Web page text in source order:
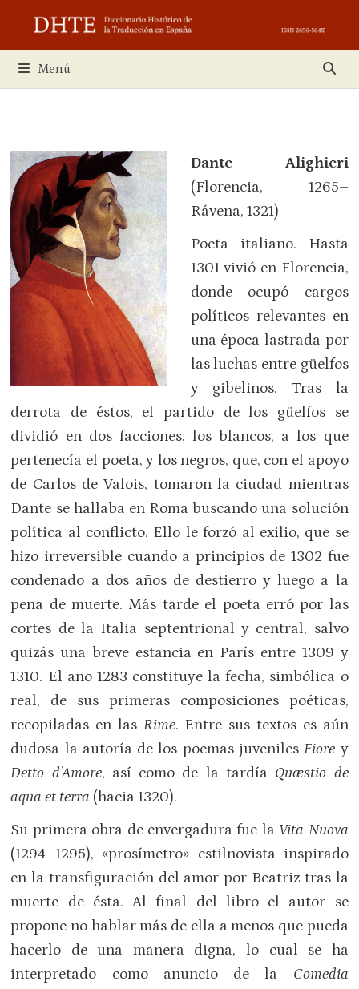
contenido
Menú
Dante Alighieri
(Florencia, 1265–
Rávena, 1321)
Poeta italiano. Hasta
1301 vivió en Florencia,
donde ocupó cargos
políticos relevantes en
una época lastrada por
las luchas entre güelfos
y gibelinos. Tras la
derrota de éstos, el partido de los güelfos se
dividió en dos facciones, los blancos, a los que
pertenecía el poeta, y los negros, que, con el apoyo
de Carlos de Valois, tomaron la ciudad mientras
Dante se hallaba en Roma buscando una solución
política al conflicto. Ello le forzó al exilio, que se
hizo irreversible cuando a principios de 1302 fue
condenado a dos años de destierro y luego a la
pena de muerte. Más tarde el poeta erró por las
cortes de la Italia septentrional y central, salvo
quizás una breve estancia en París entre 1309 y
1310. El año 1283 constituye la fecha, simbólica o
real, de sus primeras composiciones poéticas,
recopiladas en las Rime. Entre sus textos es aún
dudosa la autoría de los poemas juvenilesFiore y
Detto d’Amore, así como de la tardía Quæstio de
aqua et terra (hacia 1320).
Su primera obra de envergadura fue la Vita Nuova
(1294–1295), «prosímetro» estilnovista inspirado
en la transfiguración del amor por Beatriz tras la
muerte de ésta. Al final del libro el autor se
propone no hablar más de ella a menos que pueda
hacerlo de una manera digna, lo cual se ha
interpretado como anuncio de la Comedia